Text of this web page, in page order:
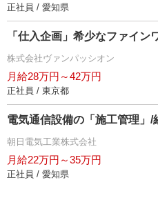
正社員 / 愛知県
「仕入企画」希少なファイ
株式会社ヴァンパッシオン
月給28万円～42万円
正社員 / 東京都
電気通信設備の「施工管理」/
朝日電気工業株式会社
月給22万円～35万円
正社員 / 愛知県